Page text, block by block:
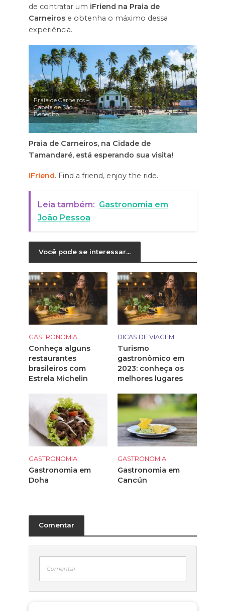
de contratar um iFriend na Praia de
Carneirose obtenha o máximo dessa
experiência.
Praia de Carneiros –
Capela de São
Benedito
Praia de Carneiros, na Cidade de
Tamandaré, está esperando sua visita!
iFriend. Find a friend, enjoy the ride.
Leia também: Gastronomia em
João Pessoa
Você pode se interessar...
GASTRONOMIA
Conheça alguns
restaurantes
brasileiros com
Estrela Michelin
DICAS DE VIAGEM
Turismo
gastronômico em
2023: conheça os
melhores lugares
GASTRONOMIA
Gastronomia em
Doha
GASTRONOMIA
Gastronomia em
Cancún
Comentar
Comentar